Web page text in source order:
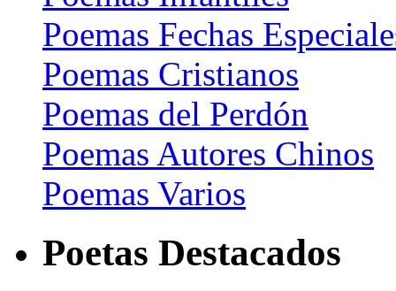
Poemas Fechas
Poemas Cristianos
Poemas del Perdón
Poemas Autores Chinos
Poemas Varios
Poetas Destacados